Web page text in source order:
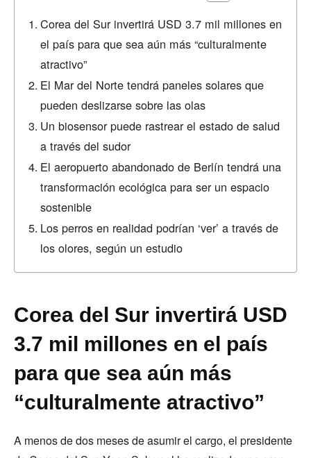
Corea del Sur invertirá USD 3.7 mil millones en
el país para que sea aún más “culturalmente
atractivo”
El Mar del Norte tendrá paneles solares que
pueden deslizarse sobre las olas
Un biosensor puede rastrear el estado de salud
a través del sudor
El aeropuerto abandonado de Berlín tendrá una
transformación ecológica para ser un espacio
sostenible
Los perros en realidad podrían ‘ver’ a través de
los olores, según un estudio
Corea del Sur invertirá USD
3.7 mil millones en el país
para que sea aún más
“culturalmente atractivo”
A menos de dos meses de asumir el cargo, el presidente